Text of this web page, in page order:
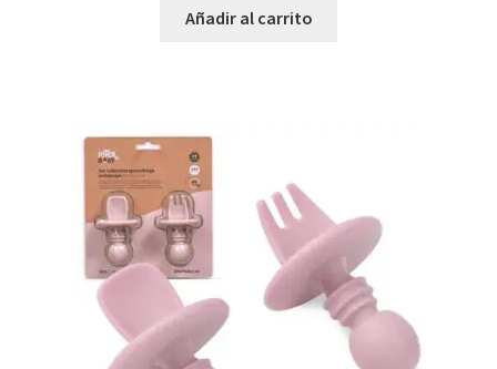
Añadir al carrito